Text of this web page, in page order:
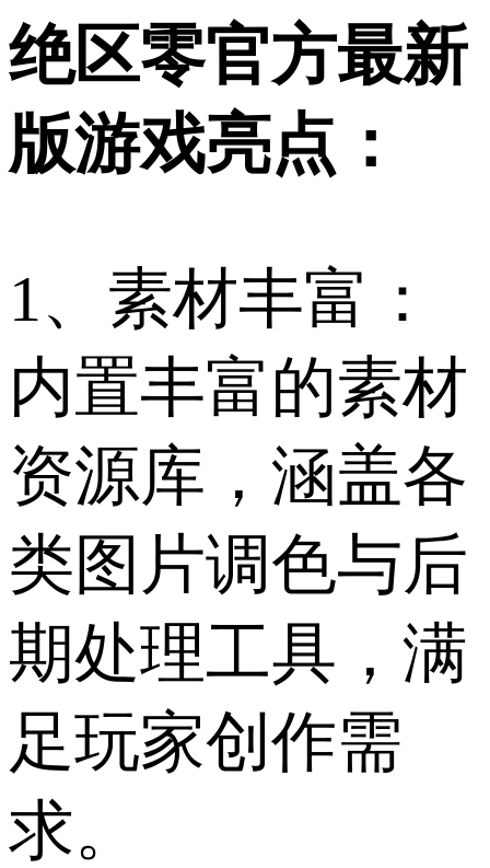
绝区零官方最新
版游戏亮点：
1、素材丰富：
内置丰富的素材
资源库，涵盖各
类图片调色与后
期处理工具，满
足玩家创作需
求。